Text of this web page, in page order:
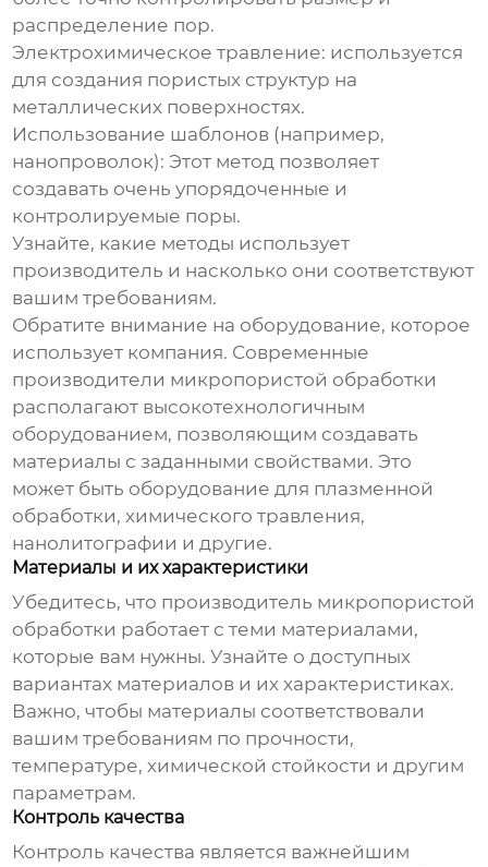
распределение пор.
Электрохимическое травление: используется
для создания пористых структур на
металлических поверхностях.
Использование шаблонов (например,
нанопроволок): Этот метод позволяет
создавать очень упорядоченные и
контролируемые поры.
Узнайте, какие методы использует
производитель и насколько они соответствуют
вашим требованиям.
Обратите внимание на оборудование, которое
использует компания. Современные
производители микропористой обработки
располагают высокотехнологичным
оборудованием, позволяющим создавать
материалы с заданными свойствами. Это
может быть оборудование для плазменной
обработки, химического травления,
нанолитографии и другие.
Материалы и их характеристики
Убедитесь, что производитель микропористой
обработки работает с теми материалами,
которые вам нужны. Узнайте о доступных
вариантах материалов и их характеристиках.
Важно, чтобы материалы соответствовали
вашим требованиям по прочности,
температуре, химической стойкости и другим
параметрам.
Контроль качества
Контроль качества является важнейшим